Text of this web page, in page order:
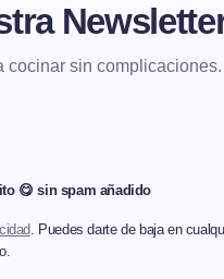
cocinar sin complicaciones.
😋 sin spam añadido
. Puedes darte de baja en